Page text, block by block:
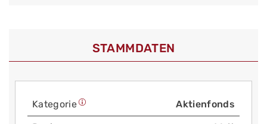
STAMMDATEN
Kategorie Aktienfonds